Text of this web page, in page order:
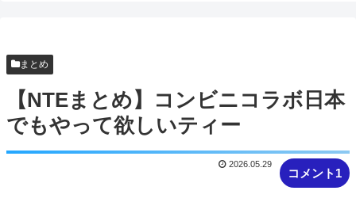
まとめ
【NTEまとめ】コンビニコラボ日本
でもやって欲しいティー
コメント1
2026.05.29